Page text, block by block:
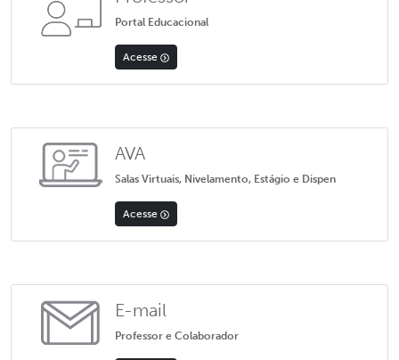
Portal Educacional
Acesse
AVA
Salas Virtuais, Nivelamento, Estágio e Dispen
Acesse
E-mail
Professor e Colaborador